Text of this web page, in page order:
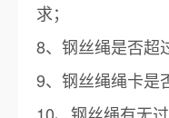
求；
8、钢丝绳是否超
9、钢丝绳绳卡是